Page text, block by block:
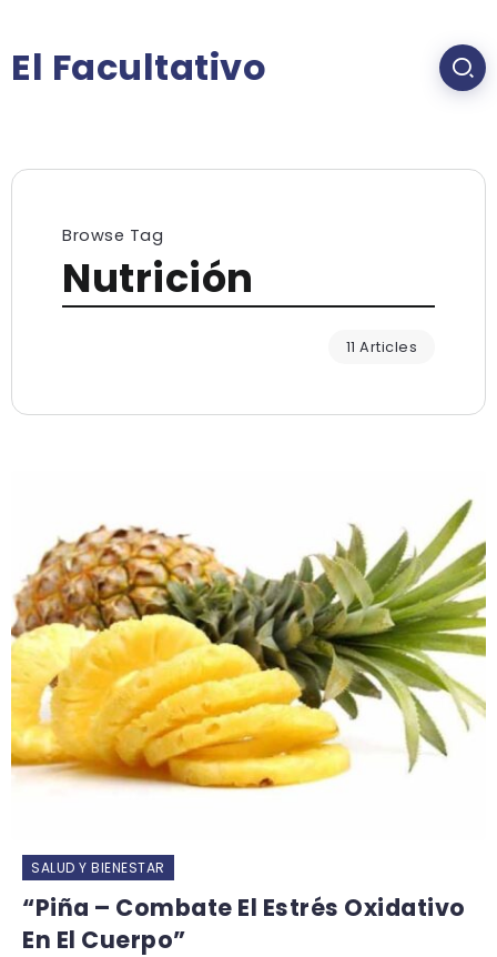
El Facultativo
Browse Tag
Nutrición
11 Articles
SALUD Y BIENESTAR
“Piña – Combate El Estrés Oxidativo
En El Cuerpo”